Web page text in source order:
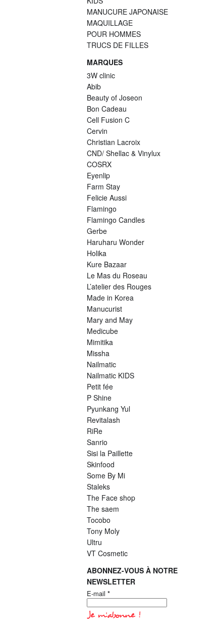
MANUCURE JAPONAISE
MAQUILLAGE
POUR HOMMES
TRUCS DE FILLES
MARQUES
3W clinic
Abib
Beauty of Joseon
Bon Cadeau
Cell Fusion C
Cervin
Christian Lacroix
CND/ Shellac & Vinylux
COSRX
Eyenlip
Farm Stay
Felicie Aussi
Flamingo
Flamingo Candles
Gerbe
Haruharu Wonder
Holika
Kure Bazaar
Le Mas du Roseau
L’atelier des Rouges
Made in Korea
Manucurist
Mary and May
Medicube
Mimitika
Missha
Nailmatic
Nailmatic KIDS
Petit fée
P Shine
Pyunkang Yul
Revitalash
RiRe
Sanrio
Sisi la Paillette
Skinfood
Some By Mi
Staleks
The Face shop
The saem
Tocobo
Tony Moly
Ultru
VT Cosmetic
ABONNEZ-VOUS À NOTRE
NEWSLETTER
E-mail *